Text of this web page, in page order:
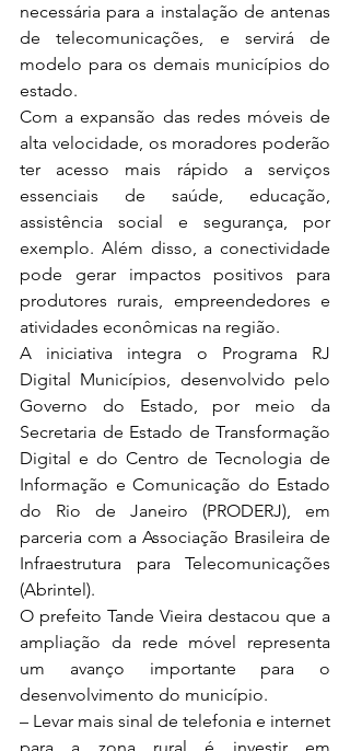
necessária para a instalação de antenas
de telecomunicações, e servirá de
modelo para os demais municípios do
estado.
Com a expansão das redes móveis de
alta velocidade, os moradores poderão
ter acesso mais rápido a serviços
essenciais de saúde, educação,
assistência social e segurança, por
exemplo. Além disso, a conectividade
pode gerar impactos positivos para
produtores rurais, empreendedores e
atividades econômicas na região.
A iniciativa integra o Programa RJ
Digital Municípios, desenvolvido pelo
Governo do Estado, por meio da
Secretaria de Estado de Transformação
Digital e do Centro de Tecnologia de
Informação e Comunicação do Estado
do Rio de Janeiro (PRODERJ), em
parceria com a Associação Brasileira de
Infraestrutura para Telecomunicações
(Abrintel).
O prefeito Tande Vieira destacou que a
ampliação da rede móvel representa
um avanço importante para o
desenvolvimento do município.
– Levar mais sinal de telefonia e internet